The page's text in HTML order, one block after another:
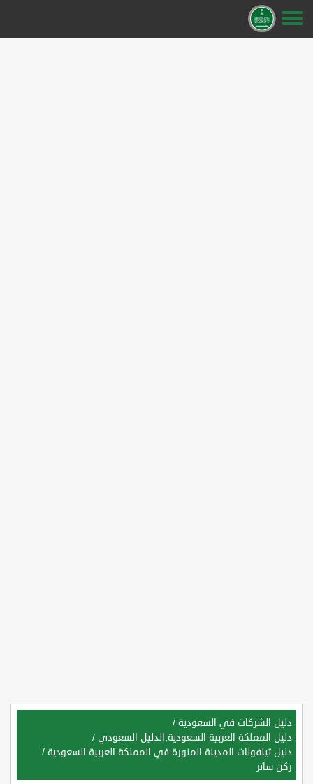
دليل الشركات في السعودية /
دليل المملكة العربية السعودية,الدليل السعودي /
دليل تيلفونات المدينة المنورة في المملكة العربية السعودية /
ركن ساتر